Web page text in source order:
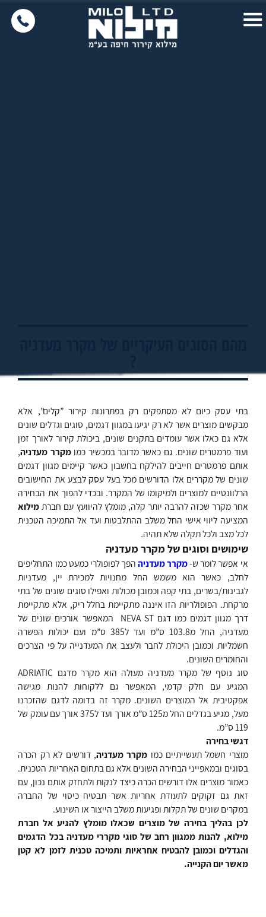
בתי עסק כיום לא מסתפקים רק בפתרונות קירור ”קלים”, אלא
מבקשים מוצרים אשר לא רק יגיעו במגוון דגמים, סוגים וגדלים שונים
אלא גם כאלו אשר עומדים בתקנים שונים, ביכולת קירור לאורך זמן
ועוד פרמטרים שונים. גם כאשר מדובר במכשיר כמומקרר מעדניה,
אותם פרמטרים חייבים להילקח בחשבון כאשר קיימים מגוון דגמים
שונים של מקררים אלו הדורשים מכל בעל עסק לבצע את החישובים
הרלוונטיים למוצרים ולמיקומו של המקרר. ובכדי להפוך את הבחירה
אחר מקרר שכזה להרבה יותר קלה, מומלץ להיוועץ עם חברת מילוא
המציעה ליווי אישי החל משלב ההתלבטות ועד אל התמיכה הטכנית
לכל מצב ולכל תקלה שלא תהיה.
שימושים וסוגים של מקרר מעדניה
אי אפשר לומר ש-מקרר מעדניההפך לפופולרי כמעט כמו התחליפים
לחלב, כאשר הוא משמש החל מחנויות למכירת יין, מעדניות
לגבינות/בשרים, בתי קפה וכמובן מכולות ואפילו סוגים שונים של בתי
מרקחת. הפופולריות הזו איננה מתקיימת בחלל ריק, אלא מתקיימת
דרך מגוון דגמים כמו דגם NEVA ST המאפשר אורכים שונים של
מעדניה, החל מ103.8 ס”מ ועד ל385 ס”מ ועם יכולות הפשרה
חשמליות וכמובן היכולת לחבר ולעצב את המעדנייה על פי הצרכים
והחומרים השונים.
סוג נוסף של מקרר מעדניה מעולה הוא מקרר מדגם ADRIATIC
המגיע עם חלק קדמי, המאפשר גם ללקוחות להנות מגישה
אפקטיבית אל המוצרים השונים. מקרר זה בדומה לדגם שהזכרנו
מעל, מגיע בגדלים החל מ125 ס”מ אורך ועד ל375 אורך עם עומק של
119 ס”מ.
דגשי בחירה
מוצרי חשמל תעשייתיים כמו מקרר מעדניה, דורשים לא רק הכרה
בסוגים ובמאפייני הבחירה השונים אלא גם בתחום האחריות הטכנית.
כאמור מוצרים אלו דורשים הכרה כיצד לנקות ולתחזק אותם נכון, עם
זאת גם זקוקים לתעודת אחריות אשר תבטיח כיסוי של החברה
במקרים שונים של תקלות ופגיעות משלב הייצור או השינוע.
לכן בהליך בחירה של מוצרים שכאלו מומלץ להגיע אל חברת
מילוא, להנות ממגוון רחב של סוגי מקררי מעדניה בכל הדגמים
והגדלים וכמובן להבטיח אחראיות ותמיכה טכנית לזמן לא קטן
מאשר יום הקנייה.